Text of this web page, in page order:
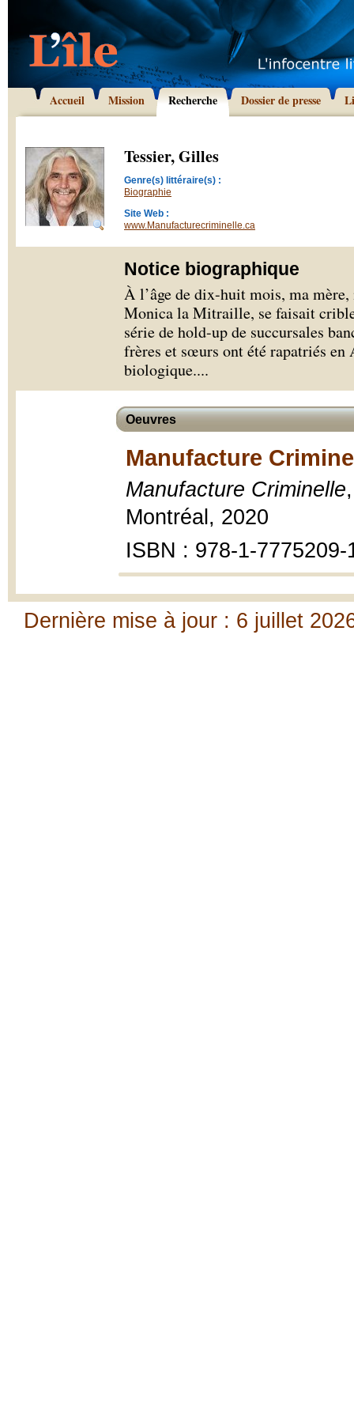
Accueil Mission Recherche Dossier de presse
Tessier, Gilles
Genre(s) littéraire(s) :
Biographie
Site Web :
www.Manufacturecriminelle.ca
Notice biographique
À l’âge de dix-huit mois, ma
Monica la Mitraille, se faisait
série de hold-up de succursales
frères et sœurs ont été rapatriés en
biologique....
Oeuvres
Manufacture
Manufacture Criminelle
Montréal, 2020
ISBN : 978-1-7775209-
Dernière mise à jour : 6 juillet